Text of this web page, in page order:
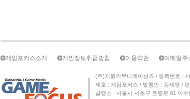
게임포커스소개 개인정보취급방침 이용약관 이메일주
(주)지원커뮤니케이션즈 / 등록번호 :
제호 : 게임포커스 / 발행인 : 김세영 /
발행소 : 서울시 서초구 효령로 61 이